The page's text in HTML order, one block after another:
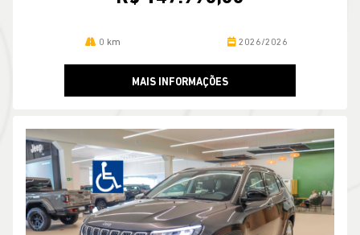
0 km 2026/2026
MAIS INFORMAÇÕES